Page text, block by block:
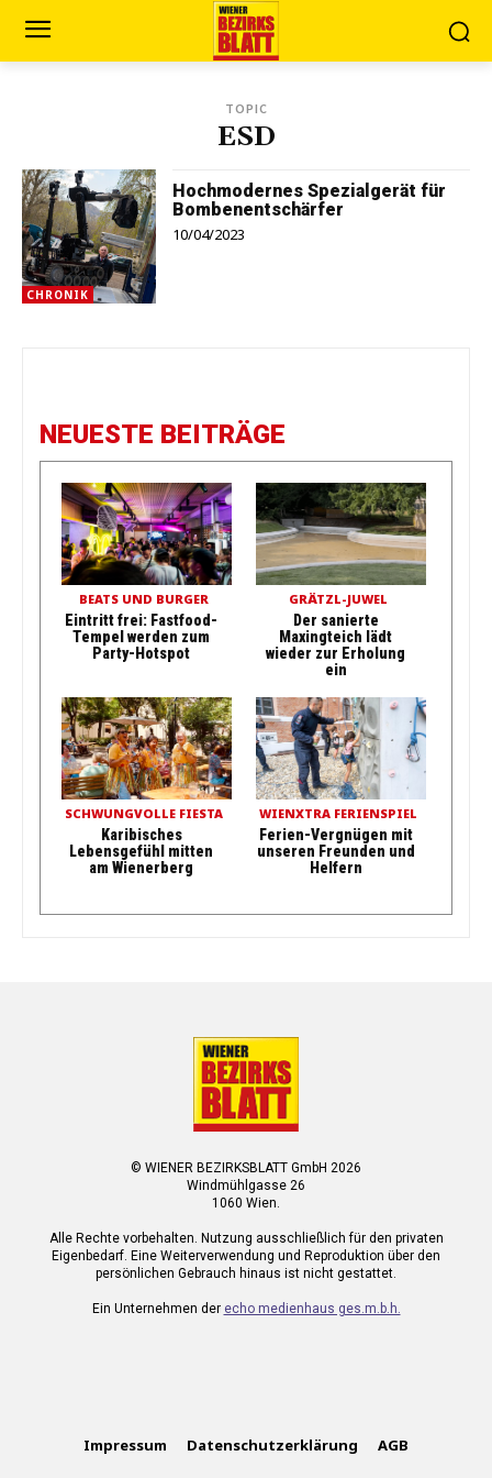
TOPIC
ESD
CHRONIK
Hochmodernes Spezialgerät für
Bombenentschärfer
10/04/2023
NEUESTE BEITRÄGE
BEATS UND BURGER
Eintritt frei: Fastfood-
Tempel werden zum
Party-Hotspot
GRÄTZL-JUWEL
Der sanierte
Maxingteich lädt
wieder zur Erholung
ein
SCHWUNGVOLLE FIESTA
Karibisches
Lebensgefühl mitten
am Wienerberg
WIENXTRA FERIENSPIEL
Ferien-Vergnügen mit
unseren Freunden und
Helfern
© WIENER BEZIRKSBLATT GmbH 2026
Windmühlgasse 26
1060 Wien.
Alle Rechte vorbehalten. Nutzung ausschließlich für den privaten
Eigenbedarf. Eine Weiterverwendung und Reproduktion über den
persönlichen Gebrauch hinaus ist nicht gestattet.
Ein Unternehmen der echo medienhaus ges.m.b.h.
Impressum Datenschutzerklärung AGB